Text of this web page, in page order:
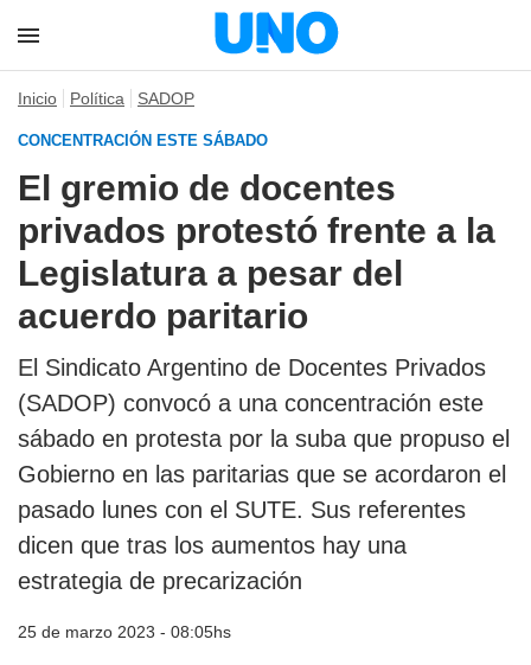
Inicio Política SADOP
CONCENTRACIÓN ESTE SÁBADO
El gremio de docentes
privados protestó frente a la
Legislatura a pesar del
acuerdo paritario
El Sindicato Argentino de Docentes Privados
(SADOP) convocó a una concentración este
sábado en protesta por la suba que propuso el
Gobierno en las paritarias que se acordaron el
pasado lunes con el SUTE. Sus referentes
dicen que tras los aumentos hay una
estrategia de precarización
25 de marzo 2023 - 08:05hs